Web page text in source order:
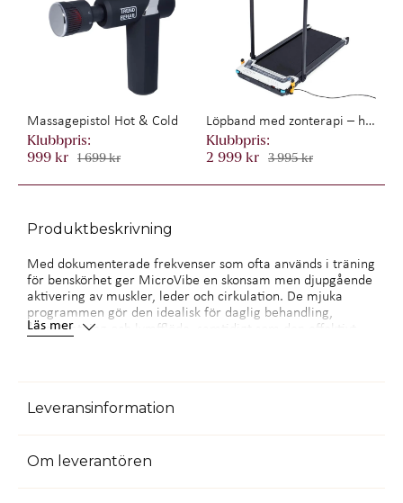
Massagepistol Hot & Cold
999 kr 1 699 kr
Löpband med zonterapi – hopfällbart 12 km/h
2 999 kr 3 995 kr
Produktbeskrivning
Med dokumenterade frekvenser som ofta används i träning
för benskörhet ger MicroVibe en skonsam men djupgående
aktivering av muskler, leder och cirkulation. De mjuka
programmen gör den idealisk för daglig behandling,
återhämtning och lymfflöde, samtidigt som den effektivt
stödja benhälsa och ge en trygg, effektiv och skonsam
effektiv vibrationsträning för ben, fötter och underkropp,
utan att behöva en stor maskin i hemmet.
De mjukare frekvenserna gör den särskilt lämplig för
Läs mer
Leveransinformation
Om leverantören